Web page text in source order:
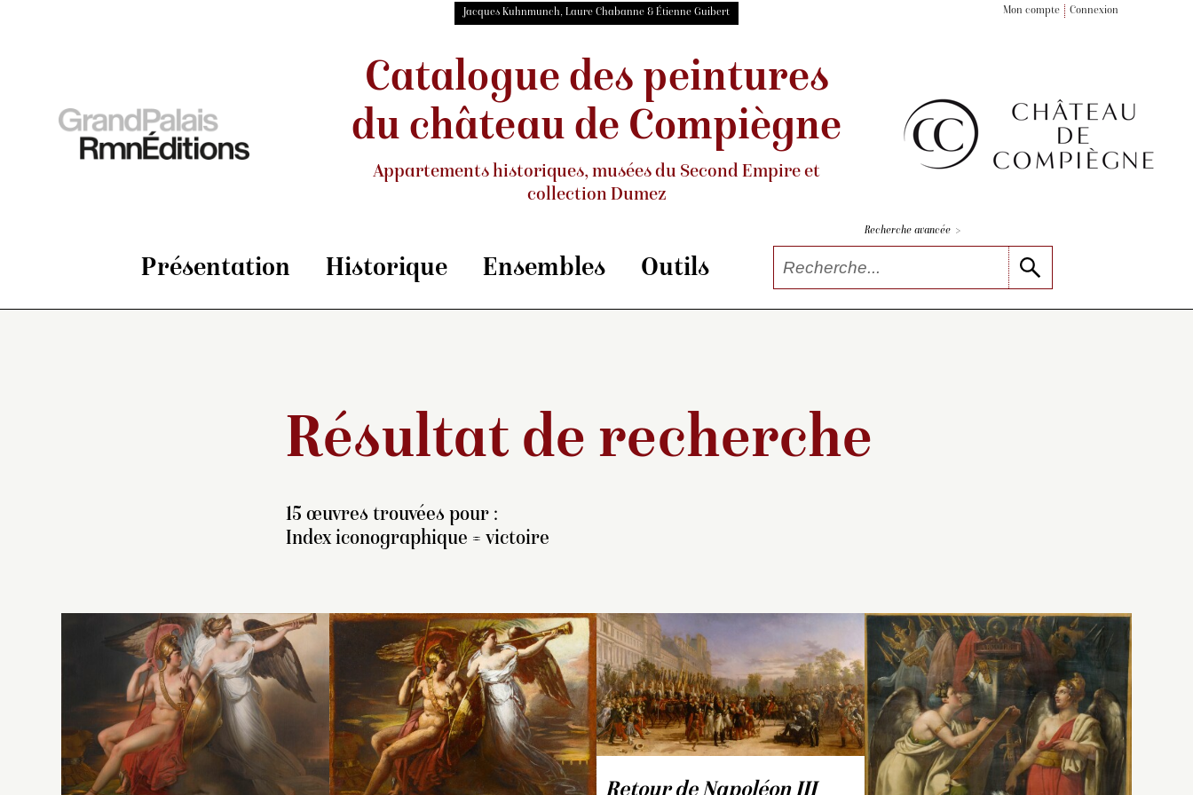
Jacques Kuhnmunch, Laure Chabanne & Étienne Guibert Mon compte Connexion
Catalogue des peintures
du château de Compiègne
Appartements historiques, muséesdu Second Empire et
collection Dumez
Présentation Historique Ensembles Outils
Recherche avancée >
Résultat de recherche
15 œuvres trouvées pour :
Index iconographique = victoire
Aménagé à l’emplacement
du Cabinet intérieur de
Madame vers 1810, le
Salon bleu sert de lieu de
présentation des
L’empereur Napoléon III
salue la troupe des cent-
gardes qui lui présentent
les aigles des régiments
ayant combattu en Italie.
La galerie de Bal du
château de Compiègne
possède, en plus des
décors de Girodet, une
série de douze peintures